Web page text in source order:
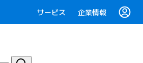
サービス 企業情報